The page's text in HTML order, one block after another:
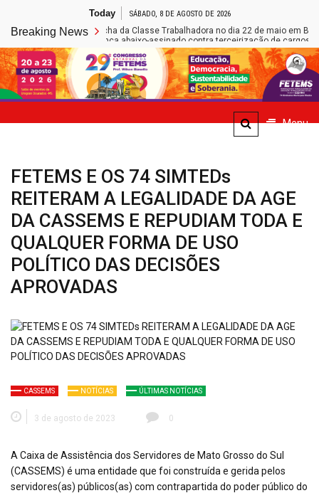
content
Today SÁBADO, 8 DE AGOSTO DE 2026
Breaking News
participa da Marcha da Classe Trabalhadora no dia 22 de maio em Brasília
de Caarapó lança abaixo-assinado contra terceirização de cargos na
Menu
FETEMS E OS 74 SIMTEDs
REITERAM A LEGALIDADE DA AGE
DA CASSEMS E REPUDIAM TODA E
QUALQUER FORMA DE USO
POLÍTICO DAS DECISÕES
APROVADAS
CASSEMS NOTÍCIAS ÚLTIMAS NOTÍCIAS
3 de agosto de 2023 0
A Caixa de Assistência dos Servidores de Mato Grosso do Sul
(CASSEMS) é uma entidade que foi construída e gerida pelos
servidores(as) públicos(as) com contrapartida do poder público do